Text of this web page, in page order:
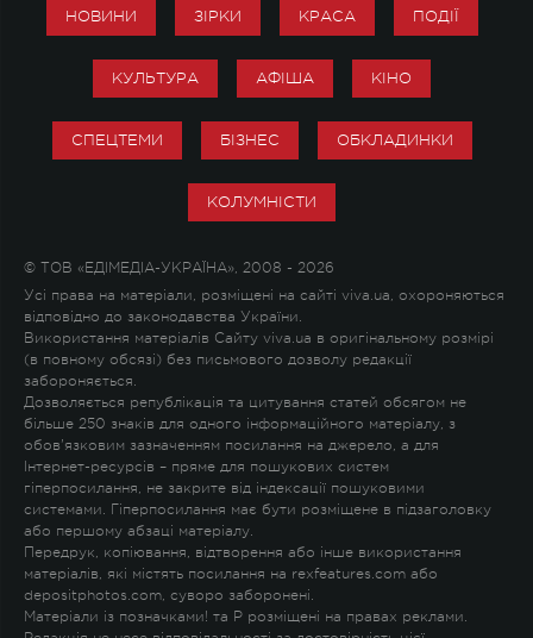
НОВИНИ ЗІРКИ КРАСА ПОДІЇ
КУЛЬТУРА АФІША КІНО
СПЕЦТЕМИ БІЗНЕС ОБКЛАДИНКИ
КОЛУМНІСТИ
© ТОВ «ЕДІМЕДІА-УКРАЇНА», 2008 - 2026
Усі права на матеріали, розміщені на сайті viva.ua, охороняються
відповідно до законодавства України.
Використання матеріалів Сайту viva.ua в оригінальному розмірі
(в повному обсязі) без письмового дозволу редакції
забороняється.
Дозволяється републікація та цитування статей обсягом не
більше 250 знаків для одного інформаційного матеріалу, з
обов'язковим зазначенням посилання на джерело, а для
Інтернет-ресурсів – пряме для пошукових систем
гіперпосилання, не закрите від індексації пошуковими
системами. Гіперпосилання має бути розміщене в підзаголовку
або першому абзаці матеріалу.
Передрук, копіювання, відтворення або інше використання
матеріалів, які містять посилання на rexfeatures.com або
depositphotos.com, суворо заборонені.
Матеріали із позначками! та P розміщені на правах реклами.